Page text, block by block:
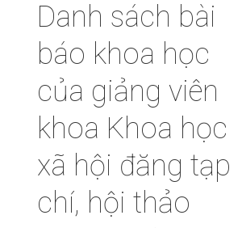
Danh sách bài
báo khoa học
của giảng viên
khoa Khoa học
xã hội đăng tạp
chí, hội thảo